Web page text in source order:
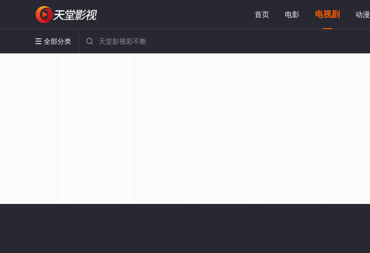
首页 电影 电视剧 动漫
 全部分类 